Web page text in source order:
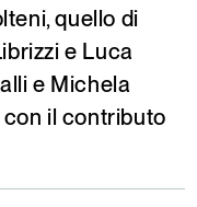
quello di
e Luca
e Michela
il contributo